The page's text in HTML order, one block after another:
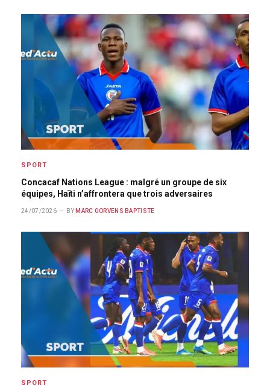
SPORT
Concacaf Nations League : malgré un groupe de six
équipes, Haïti n’affrontera que trois adversaires
24/07/2026 BY MARC GORVENS BAPTISTE
SPORT